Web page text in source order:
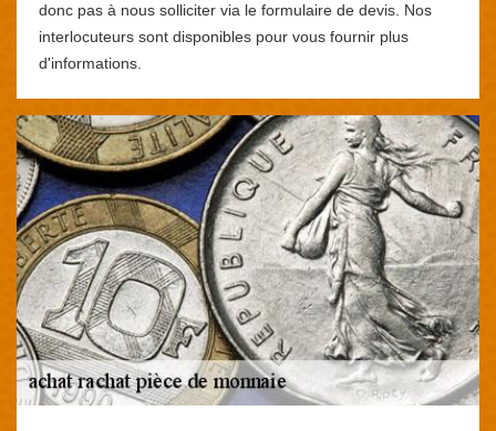
donc pas à nous solliciter via le formulaire de devis. Nos
interlocuteurs sont disponibles pour vous fournir plus
d'informations.